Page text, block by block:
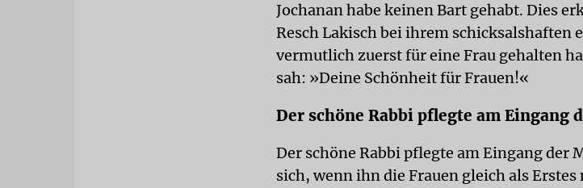
Jochanan habe keinen Bart gehabt. Dies
Resch Lakisch bei ihrem schicksalshaften
vermutlich zuerst für eine Frau gehalten
sah: »Deine Schönheit für Frauen!«
Der schöne Rabbi pflegte am Eingang
Der schöne Rabbi pflegte am Eingang der
sich, wenn ihn die Frauen gleich als Erstes